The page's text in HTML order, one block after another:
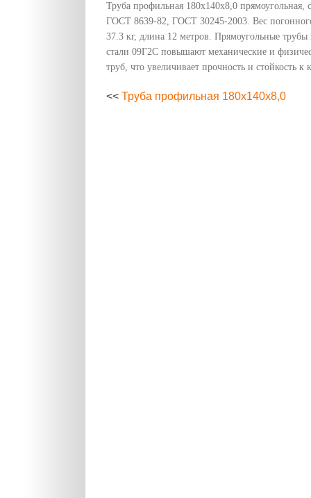
Труба профильная 180х140х8,0 прямоугольная,
ГОСТ 8639-82, ГОСТ 30245-2003. Вес
37.3 кг, длина 12 метров. Прямоугольные трубы
стали 09Г2С повышают механические и
труб, что увеличивает прочность и стойкость к
<< Труба профильная 180х140х8,0